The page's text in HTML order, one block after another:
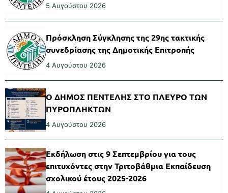
5 Αυγούστου 2026
Πρόσκληση Σύγκλησης της 29ης τακτικής
συνεδρίασης της Δημοτικής Επιτροπής
4 Αυγούστου 2026
Ο ΔΗΜΟΣ ΠΕΝΤΕΛΗΣ ΣΤΟ ΠΛΕΥΡΟ ΤΩΝ
ΠΥΡΟΠΛΗΚΤΩΝ
4 Αυγούστου 2026
Εκδήλωση στις 9 Σεπτεμβρίου για τους
επιτυχόντες στην Τριτοβάθμια Εκπαίδευση
σχολικού έτους 2025-2026